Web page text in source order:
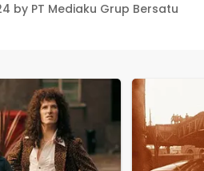
by PT Mediaku Grup Bersatu